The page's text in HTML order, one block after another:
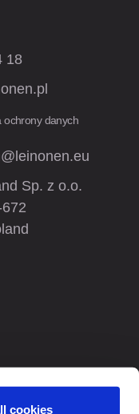
cookies
18
ochrony danych
Sp. z o.o.
PL